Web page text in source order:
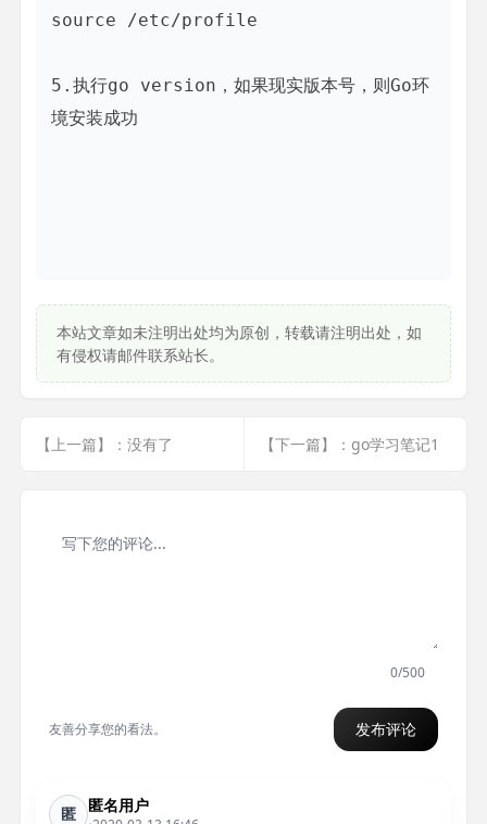
source /etc/profile
5.执行go version，如果现实版本号，则Go环
境安装成功
本站文章如未注明出处均为原创，转载请注明出处，如
有侵权请邮件联系站长。
【上一篇】：没有了 【下一篇】：go学习笔记1
0/500
友善分享您的看法。 发布评论
匿 匿名用户